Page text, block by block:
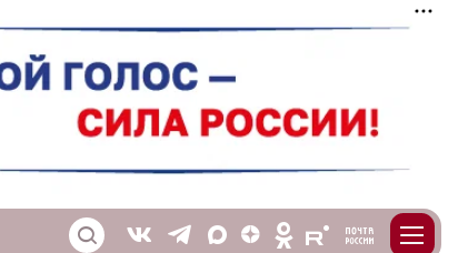
S V T X Z O E m